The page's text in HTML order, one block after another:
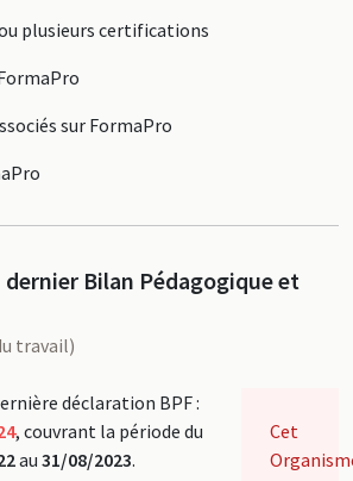
ou plusieurs certifications
sur FormaPro
Bilan Pédagogique et
travail)
déclaration BPF :
, couvrant la période du
au 31/08/2023.
Cet